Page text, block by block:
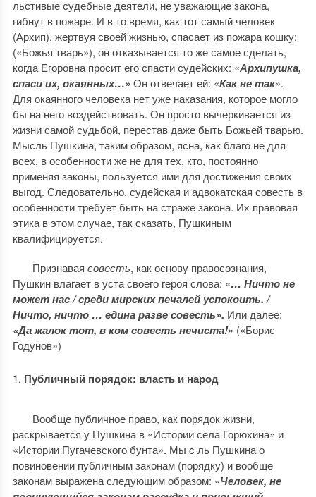
льстивые судебные деятели, не уважающие закона,
гибнут в пожаре. И в то время, как тот самый человек
(Архип), жертвуя своей жизнью, спасает из пожара кошку:
(«Божья тварь»), он отказывается то же самое сделать,
когда Егоровна просит его спасти судейских: «Архипушка,
спаси их, окаянных…»Он отвечает ей: «Как не так».
Для окаянного человека нет уже наказания, которое могло
бы на него воздействовать. Он просто вычеркивается из
жизни самой судьбой, перестав даже быть Божьей тварью.
Мысль Пушкина, таким образом, ясна, как благо не для
всех, в особенности же не для тех, кто, постоянно
применяя законы, пользуется ими для достижения своих
выгод. Следовательно, судейская и адвокатская совесть в
особенности требует быть на страже закона. Их правовая
этика в этом случае, так сказать, Пушкиным
квалифицируется.
Признавая совесть, как основу правосознания,
Пушкин влагает в уста своего героя слова: «… Ничто не
может нас / среди мирских печалей успокоить. /
Ничто, ничто … едина разве совесть». Или далее:
«Да жалок тот, в ком совесть нечиста!» («Борис
Годунов»)
Публичный порядок: власть и народ
Вообще публичное право, как порядок жизни,
раскрывается у Пушкина в «Истории села Горюхина» и
«Истории Пугачевского бунта». Мы c ль Пушкина о
повиновении публичным законам (порядку) и вообще
законам выражена следующим образом: «Человек, не